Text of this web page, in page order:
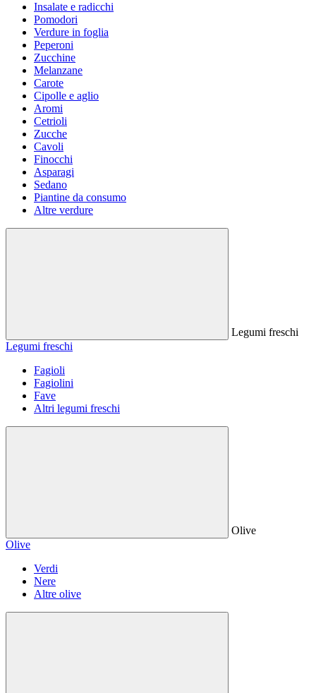
Insalate e radicchi
Pomodori
Verdure in foglia
Peperoni
Zucchine
Melanzane
Carote
Cipolle e aglio
Aromi
Cetrioli
Zucche
Cavoli
Finocchi
Asparagi
Sedano
Piantine da consumo
Altre verdure
Legumi freschi
Legumi freschi
Fagioli
Fagiolini
Fave
Altri legumi freschi
Olive
Olive
Verdi
Nere
Altre olive